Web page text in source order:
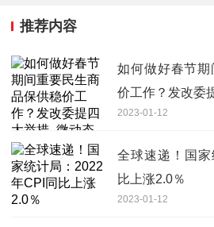
推荐内容
如何做好春节
价工作？发改委
2023-01-12
全球速递！国
比上涨2.0％
2023-01-12